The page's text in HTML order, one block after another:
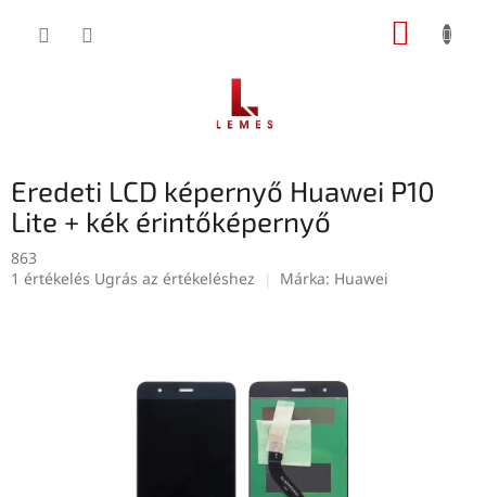
KOSÁR
Eredeti LCD képernyő Huawei P10
Lite + kék érintőképernyő
863
A1 értékelés Ugrás az értékeléshez Márka: Huawei